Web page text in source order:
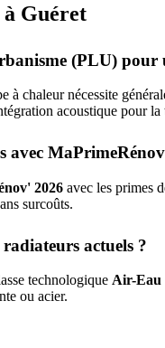
Guéret
(PLU) pour
chaleur nécessite
acoustique pour
avec
2026 avec les primes
surcoûts.
radiateurs actuels ?
technologique Air-Eau
ou acier.